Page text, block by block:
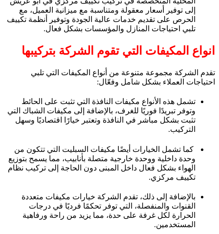
إلى توفير أسعار معقولة ومتناسبة مع ميزانية العميل، مع
الحرص على تقديم خدمات عالية الجودة وتوفير أنظمة تكييف
تلبي احتياجات المنازل والمؤسسات بشكل فعال.
انواع المكيفات التي تقوم الشركة بتركيبها
تقدم الشركة مجموعة متنوعة من أنواع المكيفات التي تلبي
احتياجات العملاء بشكل شامل وفعّال:
تشمل هذه الأنواع مكيفات النافذة التي تثبت على الحائط
وتوفر تبريدًا فوريًا للغرف، بالإضافة إلى مكيفات الشباك التي
تثبت بشكل مباشر في النافذة وتعتبر خيارًا اقتصاديًا وسهل
التركيب.
كما تشمل الخيارات أيضًا مكيفات السبليت التي تتكون من
وحدة داخلية ووحدة خارجية متصلة بأنابيب، مما يسمح بتوزيع
الهواء بشكل فعال داخل المبنى دون الحاجة إلى تركيب نظام
تكييف مركزي.
بالإضافة إلى ذلك، تقدم الشركة خيارات مكيفات متعددة
القنوات والمنفصلة، التي توفر تحكمًا فرديًا في درجات
الحرارة لكل غرفة على حدة، مما يزيد من راحة ورفاهية
المستخدمين.